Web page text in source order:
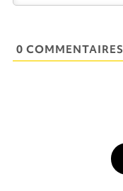
0 COMMENTAIRES